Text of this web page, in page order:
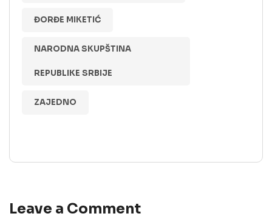
ĐORĐE MIKETIĆ
NARODNA SKUPŠTINA
REPUBLIKE SRBIJE
ZAJEDNO
Leave a Comment